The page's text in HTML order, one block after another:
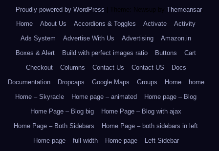
Proudly powered by WordPress Theme: Newsup by Themeansar.
Home
About Us Accordions & Toggles Activate
Activity
Ads System
Advertise With Us Advertising
Amazon.in
Boxes & Alert
Build with perfect images ratio Buttons
Cart
Checkout
Columns Contact Us Contact US
Docs
Documentation
Dropcaps Google Maps Groups Home
home
Home – Skyracle
Home page – animated
Home page – Blog
Home Page – Blog big
Home Page – Blog with ajax
Home Page – Both Sidebars
Home Page – both sidebars in left
Home page – full width
Home page – Left Sidebar